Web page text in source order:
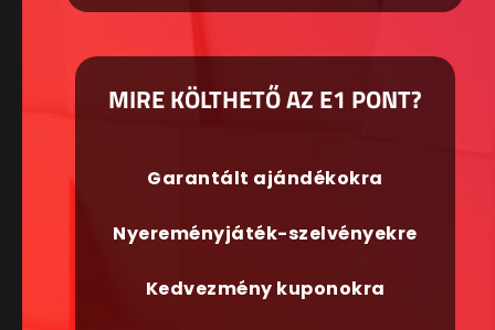
MIRE KÖLTHETŐ AZ E1 PONT?
Garantált ajándékokra
Nyereményjáték-szelvényekre
Kedvezmény kuponokra